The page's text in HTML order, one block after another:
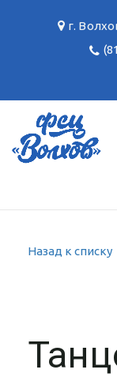
г.
Назад к списку